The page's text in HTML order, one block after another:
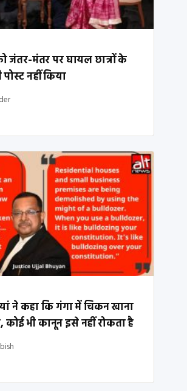
जंतर-मंतर पर घायल छात्रों के
नहीं किया
ने कहा कि गंगा में चिकन खाना
कोई भी कानून इसे नहीं रोकता है